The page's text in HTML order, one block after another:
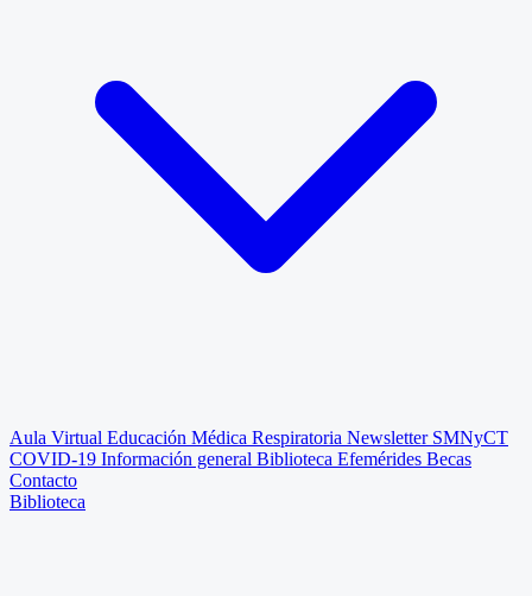
Aula Virtual Educación Médica Respiratoria Newsletter SMNyCT
COVID-19 Información general Biblioteca Efemérides Becas
Contacto
Biblioteca